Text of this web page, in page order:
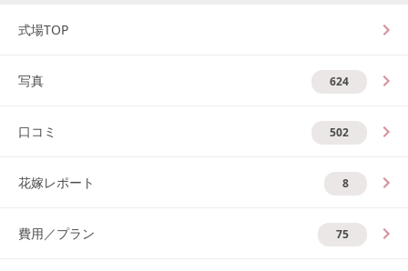
式場TOP
写真 624
口コミ 502
花嫁レポート 8
費用／プラン 75